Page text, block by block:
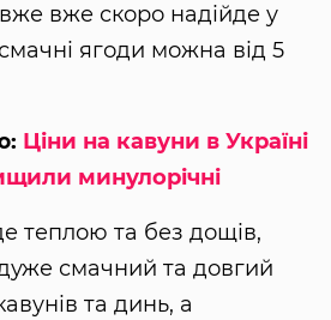
вже скоро надійде у
ягоди можна від 5
Ціни на кавуни в Україні
минулорічні
теплою та без дощів,
дуже смачний та довгий
та динь, а